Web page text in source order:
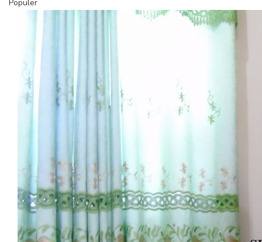
Populer